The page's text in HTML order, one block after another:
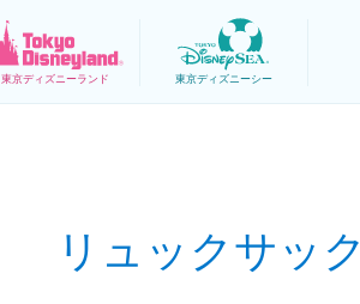
東京ディズニーランド 東京ディズニーシー
リュックサック